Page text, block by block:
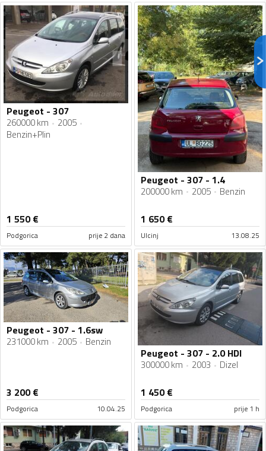
Peugeot - 307
260000 km
2005
Benzin+Plin
1 550€
Podgorica prije 2 dana
Peugeot - 307 - 1.4
200000 km 2005 Benzin
1 650€
Ulcinj 13.08.25
Peugeot - 307 - 1.6sw
231000 km 2005 Benzin
3 200€
Podgorica 10.04.25
Peugeot - 307 - 2.0 HDI
300000 km 2003 Dizel
1 450€
Podgorica prije 1 h